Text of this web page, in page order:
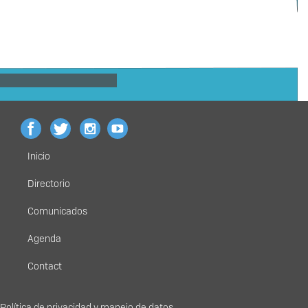
Menú
principal
Inicio
Directorio
Comunicados
Agenda
Contact